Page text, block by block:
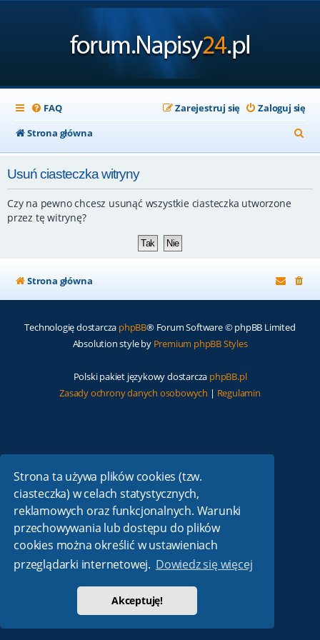
Strona ta używa plików cookies (tzw.
ciasteczka) w celach statystycznych,
reklamowych oraz funkcjonalnych. Warunki
przechowywania lub dostępu do plików
cookies można określić w ustawieniach
przeglądarki internetowej. Dowiedz się więcej
Akceptuję!
FAQ Zaloguj się
Zarejestruj się
Strona główna
z
Usuń ciasteczka witryny
Czy na pewno chcesz usunąć wszystkie ciasteczka utworzone
przez tę witrynę?
Strona główna
Technologię dostarcza phpBB® Forum Software © phpBB Limited
Absolution style by Premium phpBB Styles
Polski pakiet językowy dostarcza phpBB.pl
Zasady ochrony danych osobowych | Regulamin